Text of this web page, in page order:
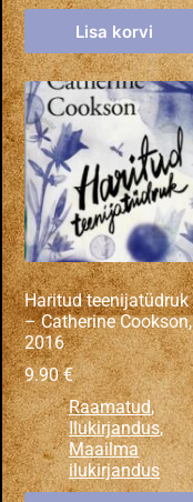
Lisa korvi
Haritud teenijatüdruk
– Catherine Cookson,
2016
9.90€
Raamatud,
Ilukirjandus,
Maailma
ilukirjandus